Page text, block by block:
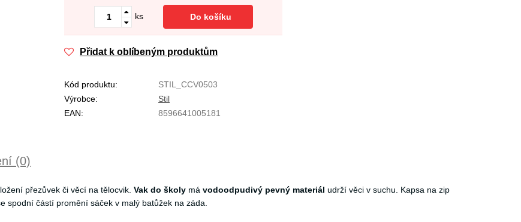
ks Do košíku
Přidat k oblíbeným produktům
Kód produktu:
STIL_CCV0503
Výrobce:
Stil
EAN:
8596641005181
(0)
přezůvek či věcí na tělocvik. Vak do školy má vodoodpudivý pevný materiál udrží věci v suchu. Kapsa na zip
částí promění sáček v malý batůžek na záda.